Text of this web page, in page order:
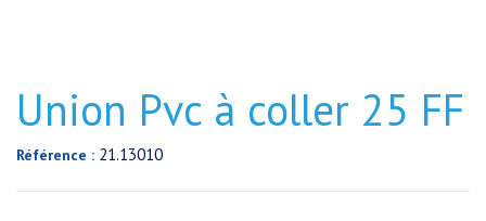
Union Pvc à coller 25 FF
Référence : 21.13010